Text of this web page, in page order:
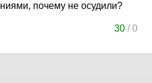
почему не осудили?
30 /0